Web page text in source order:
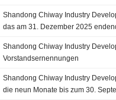
Shandong Chiway Industry
das am 31. Dezember 2025
Shandong Chiway Industry
Vorstandsernennungen
Shandong Chiway Industry
die neun Monate bis zum 30.